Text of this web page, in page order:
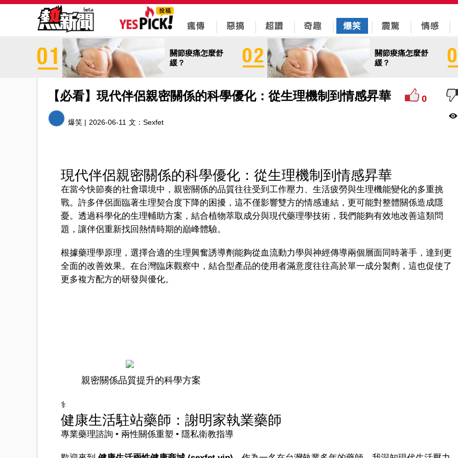
關節痠痛怎麼舒
緩？
關節痠痛怎麼舒
緩？
【必看】現代伴侶親密關係的科學優化：從生理機制到情感昇華 0
爆笑 | 2026-06-11 文： Sexfet
現代伴侶親密關係的科學優化：從生理機制到情感昇華
在當今快節奏的社會環境中，親密關係的品質往往受到工作壓力、生活疲勞與生理機能變化的多重挑
戰。許多伴侶面臨著生理契合度下降的困擾，這不僅影響雙方的情感連結，更可能對整體關係造成隱
憂。透過科學化的生理輔助方案，結合植物萃取成分與現代藥理學技術，我們能夠有效地改善這類問
題，讓伴侶重新找回熱情時期的巔峰體驗。
根據藥理學原理，選擇合適的生理興奮誘導劑能夠從血流動力學與神經傳導兩個層面同時著手，達到更
全面的改善效果。在台灣臨床觀察中，結合型產品的使用者滿意度往往高於單一成分製劑，這也促使了
更多複方配方的研發與優化。
親密關係品質提升的科學方案
‍⚕️
健康生活駐站藥師：謝明家執業藥師
專業藥理諮詢 • 兩性關係重塑 • 隱私衛教指導